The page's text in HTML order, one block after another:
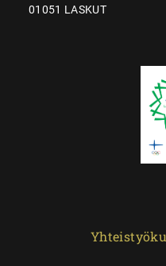
01051 LASKUT